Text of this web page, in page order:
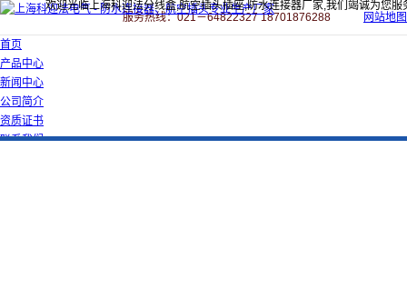
欢迎光临上海科迎法分线盒,航空插头插座,防水连接器厂家,我们竭诚为您服
服务热线：021－64822327 18701876288
网站地图
首页
产品中心
新闻中心
公司简介
资质证书
联系我们